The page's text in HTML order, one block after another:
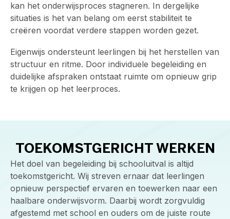
kan het onderwijsproces stagneren. In dergelijke
situaties is het van belang om eerst stabiliteit te
creëren voordat verdere stappen worden gezet.
Eigenwijs ondersteunt leerlingen bij het herstellen van
structuur en ritme. Door individuele begeleiding en
duidelijke afspraken ontstaat ruimte om opnieuw grip
te krijgen op het leerproces.
TOEKOMSTGERICHT WERKEN
Het doel van begeleiding bij schooluitval is altijd
toekomstgericht. Wij streven ernaar dat leerlingen
opnieuw perspectief ervaren en toewerken naar een
haalbare onderwijsvorm. Daarbij wordt zorgvuldig
afgestemd met school en ouders om de juiste route